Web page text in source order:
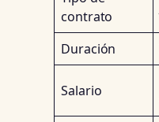
contrato
Duración
Salario